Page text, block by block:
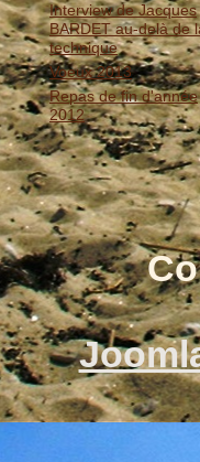
Interview de Jacques
BARDET au-delà de
technique
Voeux 2013
Repas de fin d'année
2012